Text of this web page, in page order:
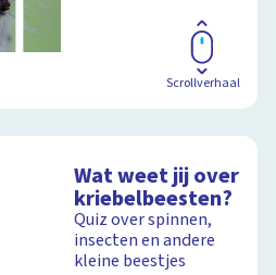
Scrollverhaal
Wat weet jij over
kriebelbeesten?
Quiz over spinnen,
insecten en andere
kleine beestjes